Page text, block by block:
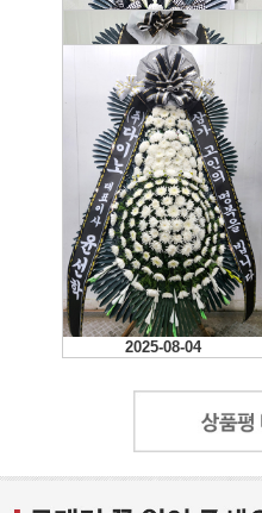
2026-01-13
2026-01-01
2025-12-21
2025-09-27
2025-08-04